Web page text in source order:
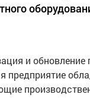
и обновление
предприятие